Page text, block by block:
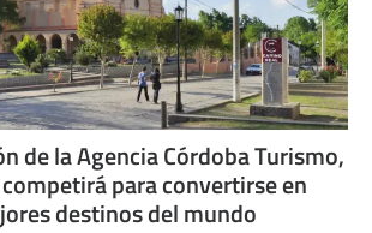
de la Agencia Córdoba Turismo,
para convertirse en
destinos del mundo